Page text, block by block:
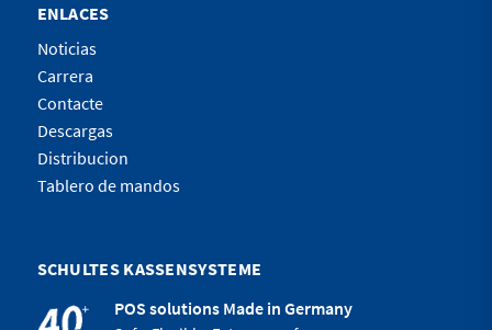
ENLACES
Noticias
Carrera
Contacte
Descargas
Distribucion
Tablero de mandos
SCHULTES KASSENSYSTEME
POS solutions Made in Germany